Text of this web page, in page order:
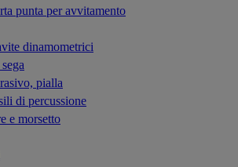
punta per avvitamento
dinamometrici
pialla
di percussione
e morsetto